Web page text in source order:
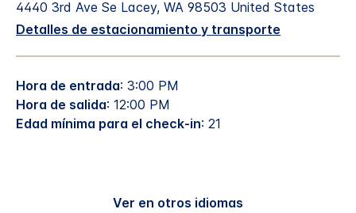
4440 3rd Ave Se Lacey, WA 98503 United States
Detalles de estacionamiento y transporte
Hora de entrada: 3:00 PM
Hora de salida: 12:00 PM
Edad mínima para el check-in: 21
Ver en otros idiomas